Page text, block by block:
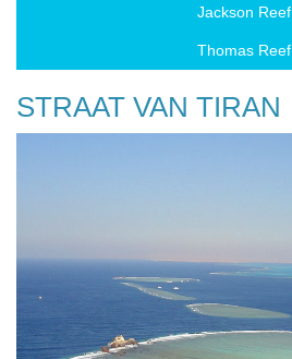
Jackson Reef
Thomas Reef
STRAAT VAN TIRAN